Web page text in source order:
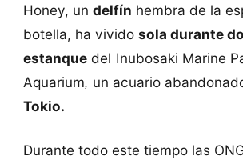
Honey, un delfín hembra de la
botella, ha vivido sola durante
estanquedel Inubosaki Marine
Aquarium, un acuario
Tokio.
Durante todo este tiempo las